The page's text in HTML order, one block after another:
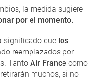
la medida sugiere
por el momento.
significado que los
reemplazados por
Tanto Air France como
muchos, si no